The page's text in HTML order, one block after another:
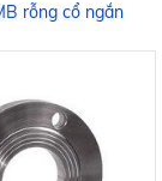
rỗng cổ ngắn